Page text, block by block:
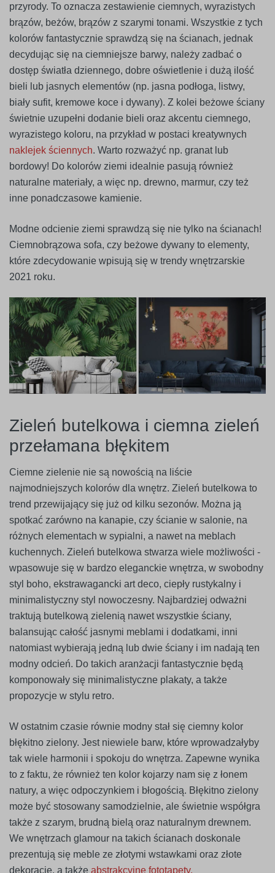
przyrody. To oznacza zestawienie ciemnych, wyrazistych
brązów, beżów, brązów z szarymi tonami. Wszystkie z tych
kolorów fantastycznie sprawdzą się na ścianach, jednak
decydując się na ciemniejsze barwy, należy zadbać o
dostęp światła dziennego, dobre oświetlenie i dużą ilość
bieli lub jasnych elementów (np. jasna podłoga, listwy,
biały sufit, kremowe koce i dywany). Z kolei beżowe ściany
świetnie uzupełni dodanie bieli oraz akcentu ciemnego,
wyrazistego koloru, na przykład w postaci kreatywnych
naklejek ściennych. Warto rozważyć np. granat lub
bordowy! Do kolorów ziemi idealnie pasują również
naturalne materiały, a więc np. drewno, marmur, czy też
inne ponadczasowe kamienie.
Modne odcienie ziemi sprawdzą się nie tylko na ścianach!
Ciemnobrązowa sofa, czy beżowe dywany to elementy,
które zdecydowanie wpisują się w trendy wnętrzarskie
2021 roku.
Zieleń butelkowa i ciemna zieleń
przełamana błękitem
Ciemne zielenie nie są nowością na liście
najmodniejszych kolorów dla wnętrz. Zieleń butelkowa to
trend przewijający się już od kilku sezonów. Można ją
spotkać zarówno na kanapie, czy ścianie w salonie, na
różnych elementach w sypialni, a nawet na meblach
kuchennych. Zieleń butelkowa stwarza wiele możliwości -
wpasowuje się w bardzo eleganckie wnętrza, w swobodny
styl boho, ekstrawagancki art deco, ciepły rustykalny i
minimalistyczny styl nowoczesny. Najbardziej odważni
traktują butelkową zielenią nawet wszystkie ściany,
balansując całość jasnymi meblami i dodatkami, inni
natomiast wybierają jedną lub dwie ściany i im nadają ten
modny odcień. Do takich aranżacji fantastycznie będą
komponowały się minimalistyczne plakaty, a także
propozycje w stylu retro.
W ostatnim czasie równie modny stał się ciemny kolor
błękitno zielony. Jest niewiele barw, które wprowadzałyby
tak wiele harmonii i spokoju do wnętrza. Zapewne wynika
to z faktu, że również ten kolor kojarzy nam się z łonem
natury, a więc odpoczynkiem i błogością. Błękitno zielony
może być stosowany samodzielnie, ale świetnie współgra
także z szarym, brudną bielą oraz naturalnym drewnem.
We wnętrzach glamour na takich ścianach doskonale
prezentują się meble ze złotymi wstawkami oraz złote
dekoracje, a także abstrakcyjne fototapety.